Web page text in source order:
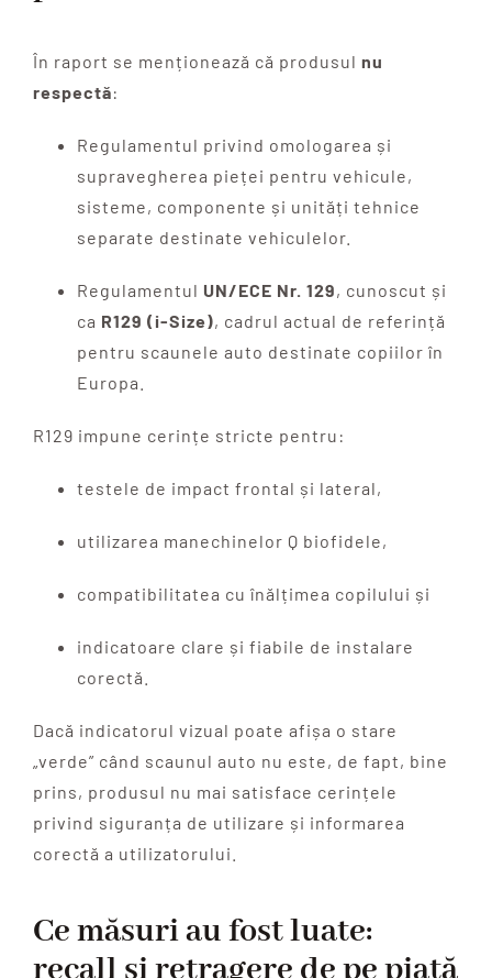
În raport se menționează că produsul nu
respectă:
Regulamentul privind omologarea și
supravegherea pieței pentru vehicule,
sisteme, componente și unități tehnice
separate destinate vehiculelor.
Regulamentul UN/ECE Nr. 129, cunoscut și
ca R129 (i-Size), cadrul actual de referință
pentru scaunele auto destinate copiilor în
Europa.
R129 impune cerințe stricte pentru:
testele de impact frontal și lateral,
utilizarea manechinelor Q biofidele,
compatibilitatea cu înălțimea copilului și
indicatoare clare și fiabile de instalare
corectă.
Dacă indicatorul vizual poate afișa o stare
„verde” când scaunul auto nu este, de fapt, bine
prins, produsul nu mai satisface cerințele
privind siguranța de utilizare și informarea
corectă a utilizatorului.
Ce măsuri au fost luate: